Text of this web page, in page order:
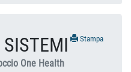
Stampa
One Health